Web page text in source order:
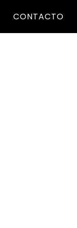
CONTACTO